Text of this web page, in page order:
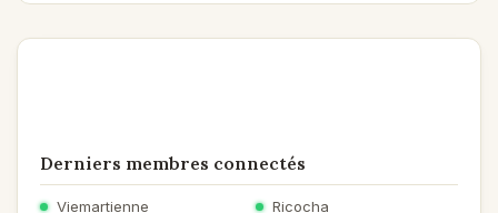
Derniers membres connectés
Viemartienne
Ricocha